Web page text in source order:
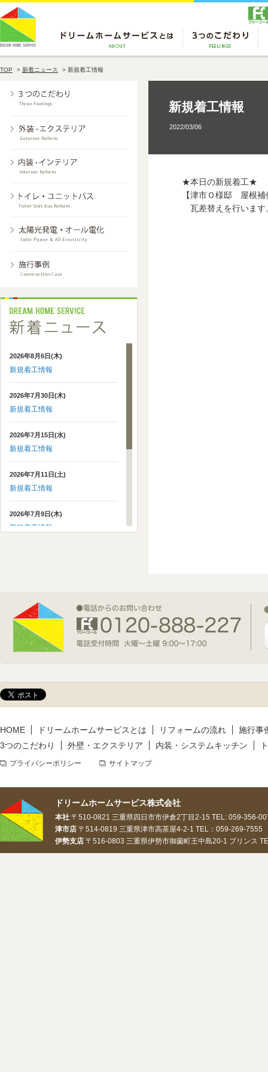
TOP > 新着ニュース > 新規着工情報
2026年8月6日(木)
新規着工情報
2026年7月30日(木)
新規着工情報
2026年7月15日(水)
新規着工情報
2026年7月11日(土)
新規着工情報
2026年7月9日(木)
新規着工情報
新規着工情報
2026年5月14日(木)
新規着工情報
新規着工情報
2022/03/06
★本日の新規着工★
【津市Ｏ様邸 屋根補
瓦差替えを行います
HOME ドリームホームサービスとは リフォームの流れ
施行事
3つのこだわり
外壁・エクステリア 内装・システムキッチン
プライバシーポリシー サイトマップ
ドリームホームサービス株式会社
本社 〒510-0821 三重県四日市市伊倉2丁目2-15 TEL: 059-356-
津市店 〒514-0819 三重県津市高茶屋4-2-1 TEL：059-269-
伊勢支店 〒516-0803 三重県伊勢市御薗町王中島20-1 プリンス